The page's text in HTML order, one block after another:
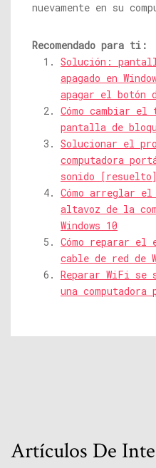
nuevamente en su
Recomendado para ti:
Solución:
apagado en
apagar el botón
Cómo cambiar
pantalla de
Solucionar el
computadora
sonido [resuelto]
Cómo arreglar
altavoz de la
Windows 10
Cómo reparar el
cable de red de
Reparar WiFi se
una
Artículos De